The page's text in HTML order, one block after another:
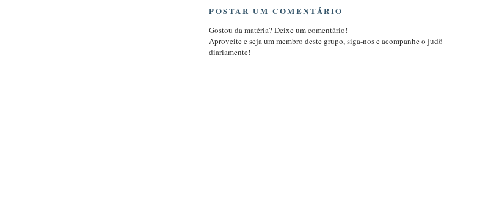
POSTAR UM COMENTÁRIO
Gostou da matéria? Deixe um comentário!
Aproveite e seja um membro deste grupo, siga-nos e acompanhe o judô
diariamente!